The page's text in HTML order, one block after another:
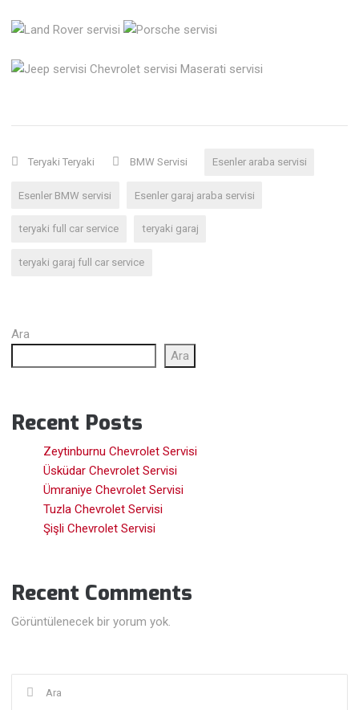
Teryaki Teryaki BMW Servisi Esenler araba servisi
Esenler BMW servisi Esenler garaj araba servisi
teryaki full car service teryaki garaj
teryaki garaj full car service
Ara
Ara
Recent Posts
Zeytinburnu Chevrolet Servisi
Üsküdar Chevrolet Servisi
Ümraniye Chevrolet Servisi
Tuzla Chevrolet Servisi
Şişli Chevrolet Servisi
Recent Comments
Görüntülenecek bir yorum yok.